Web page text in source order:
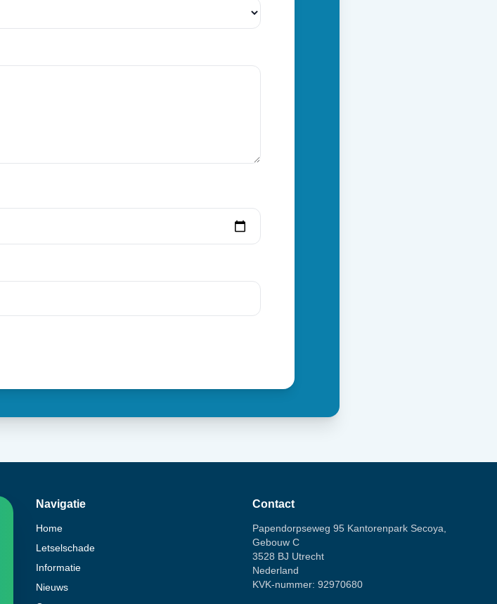
Navigatie
Home
Letselschade
Informatie
Nieuws
Contact
Papendorpseweg 95 Kantorenpark Secoya,
Gebouw C
3528 BJ Utrecht
Nederland
KVK-nummer: 92970680